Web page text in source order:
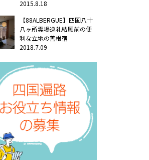
2015.8.18
【88ALBERGUE】四国八十
八ヶ所霊場巡礼結願前の便
利な立地の善根宿
2018.7.09